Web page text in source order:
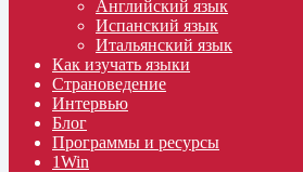
Английский язык
Испанский язык
Итальянский язык
Как изучать языки
Страноведение
Интервью
Блог
Программы и ресурсы
1Win